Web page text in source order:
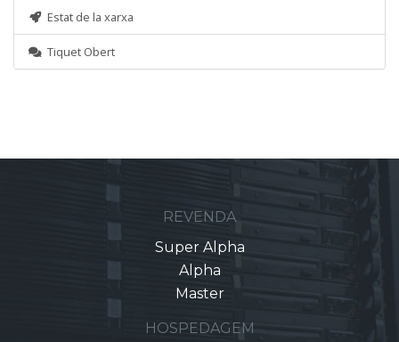
Estat de la xarxa
Tiquet Obert
REVENDA
Super Alpha
Alpha
Master
HOSPEDAGEM